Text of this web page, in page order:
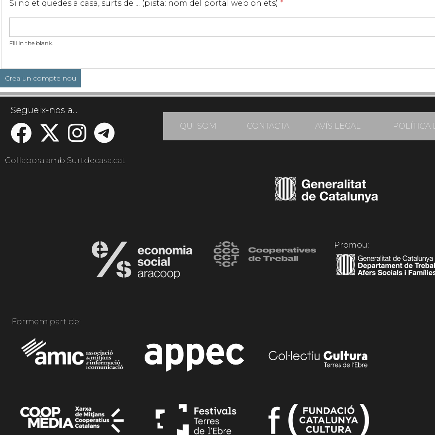
Si no et quedes a casa, surts de ... (pista: nom del portal web on ets) *
Fill in the blank.
Segueix-nos a...
QUI SOM CONTACTA AVÍS LEGAL POLÍTICA
Col·labora amb Surtdecasa.cat
Promou:
Formem part de: